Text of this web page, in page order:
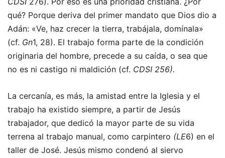
qué? Porque deriva del primer mandato que Dios dio a
Adán: «Ve, haz crecer la tierra, trabájala, domínala»
(cf. Gn1, 28). El trabajo forma parte de la condición
originaria del hombre, precede a su caída, o sea que
no es ni castigo ni maldición (cf. CDSI 256).
La cercanía, es más, la amistad entre la Iglesia y el
trabajo ha existido siempre, a partir de Jesús
trabajador, que dedicó la mayor parte de su vida
terrena al trabajo manual, como carpintero (LE6) en el
taller de José. Jesús mismo condenó al siervo